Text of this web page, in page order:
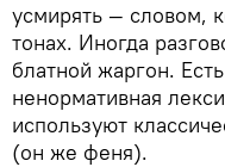
усмирять — словом,
тонах. Иногда
блатной жаргон.
ненормативная
используют
(он же феня).